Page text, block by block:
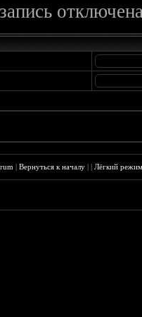
|Вернуться к началу ||Лёгкий